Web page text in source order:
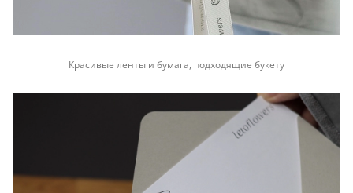
Красивые ленты и бумага, подходящие букету